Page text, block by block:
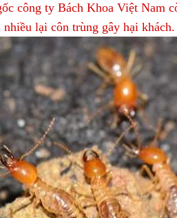
công ty Bách Khoa Việt Nam
lại côn trùng gây hại khách.